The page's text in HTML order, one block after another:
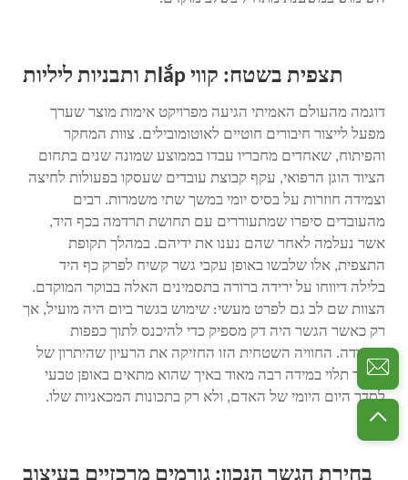
תצפית בשטח: קווי lắpת ותבניות ליליות
דוגמה מהעולם האמיתי הגיעה מפרויקט אימות מוצר שערך
מפעל לייצור חיבורים חוטיים לאוטומובילים. צוות המחקר
והפיתוח, שאחדים מחבריו עבדו בממוצע שמונה שנים בתחום
הציוד הוגן הרפואי, עקף קבוצת עובדים שעסקו בפעולות לחיצה
וצמידה חוזרות על בסיס יומי במשך שתי משמרות. רבים
מהעובדים סיפרו שמתעוררים עם תחושת תרדמה בכף היד,
אשר נעלמה לאחר שהם נענו את ידיהם. במהלך תקופת
התצפית, אלו שלבשו באופן עקבי גשר קשיח לפרק כף היד
בלילה דיווחו על ירידה ברורה בתסמינים האלה בבוקר המוקדם.
הצוות שם לב גם לפרט מעשי: שימוש בגשר ביום היה מועיל, אך
רק כאשר הגשר היה דק מספיק כדי להיכנס לתוך כפפות
העבודה. החוויה השטחית הזו החזיקה את הרעיון שהיתרון של
הגשר תלוי במידה רבה מאוד באיך שהוא מתאים באופן טבעי
לסדר היום היומי של האדם, ולא רק בתכונות המכאניות שלו.
בחירת הגשר הנכון: גורמים מרכזיים בעיצוב